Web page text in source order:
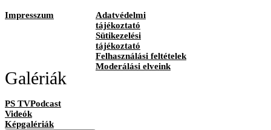
Impresszum
Adatvédelmi
tájékoztató
Sütikezelési
tájékoztató
Felhasználási feltételek
Moderálási elveink
Galériák
PS TVPodcast
Videók
Képgalériák